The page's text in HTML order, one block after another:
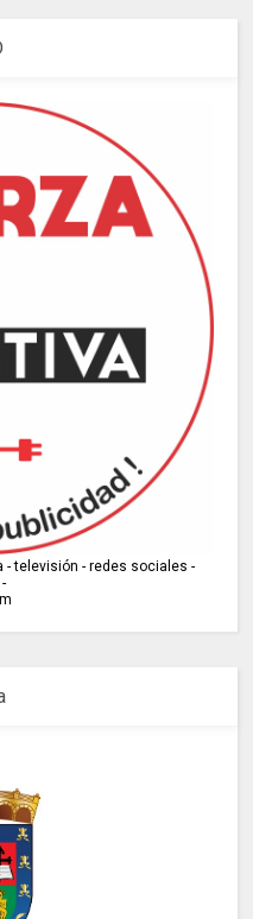
- televisión - redes sociales -